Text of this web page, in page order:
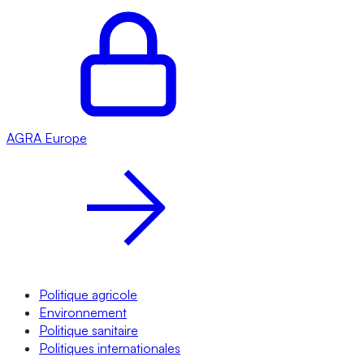
AGRA Europe
Politique agricole
Environnement
Politique sanitaire
Politiques internationales